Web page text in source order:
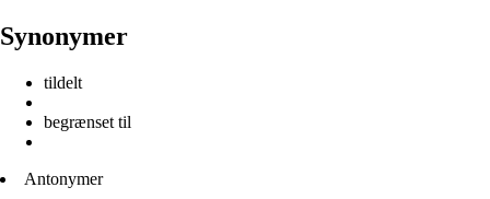
Synonymer
tildelt
begrænset til
Antonymer